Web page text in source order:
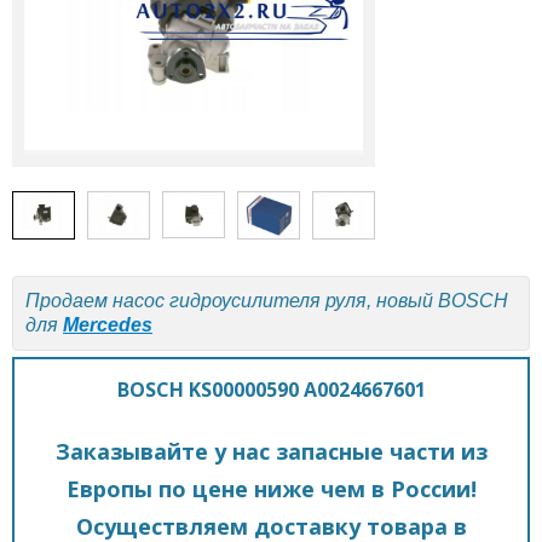
Продаем насос гидроусилителя руля, новый BOSCH
для Mercedes
BOSCH KS00000590 A0024667601
Заказывайте у нас запасные части из
Европы по цене ниже чем в России!
Осуществляем доставку товара в